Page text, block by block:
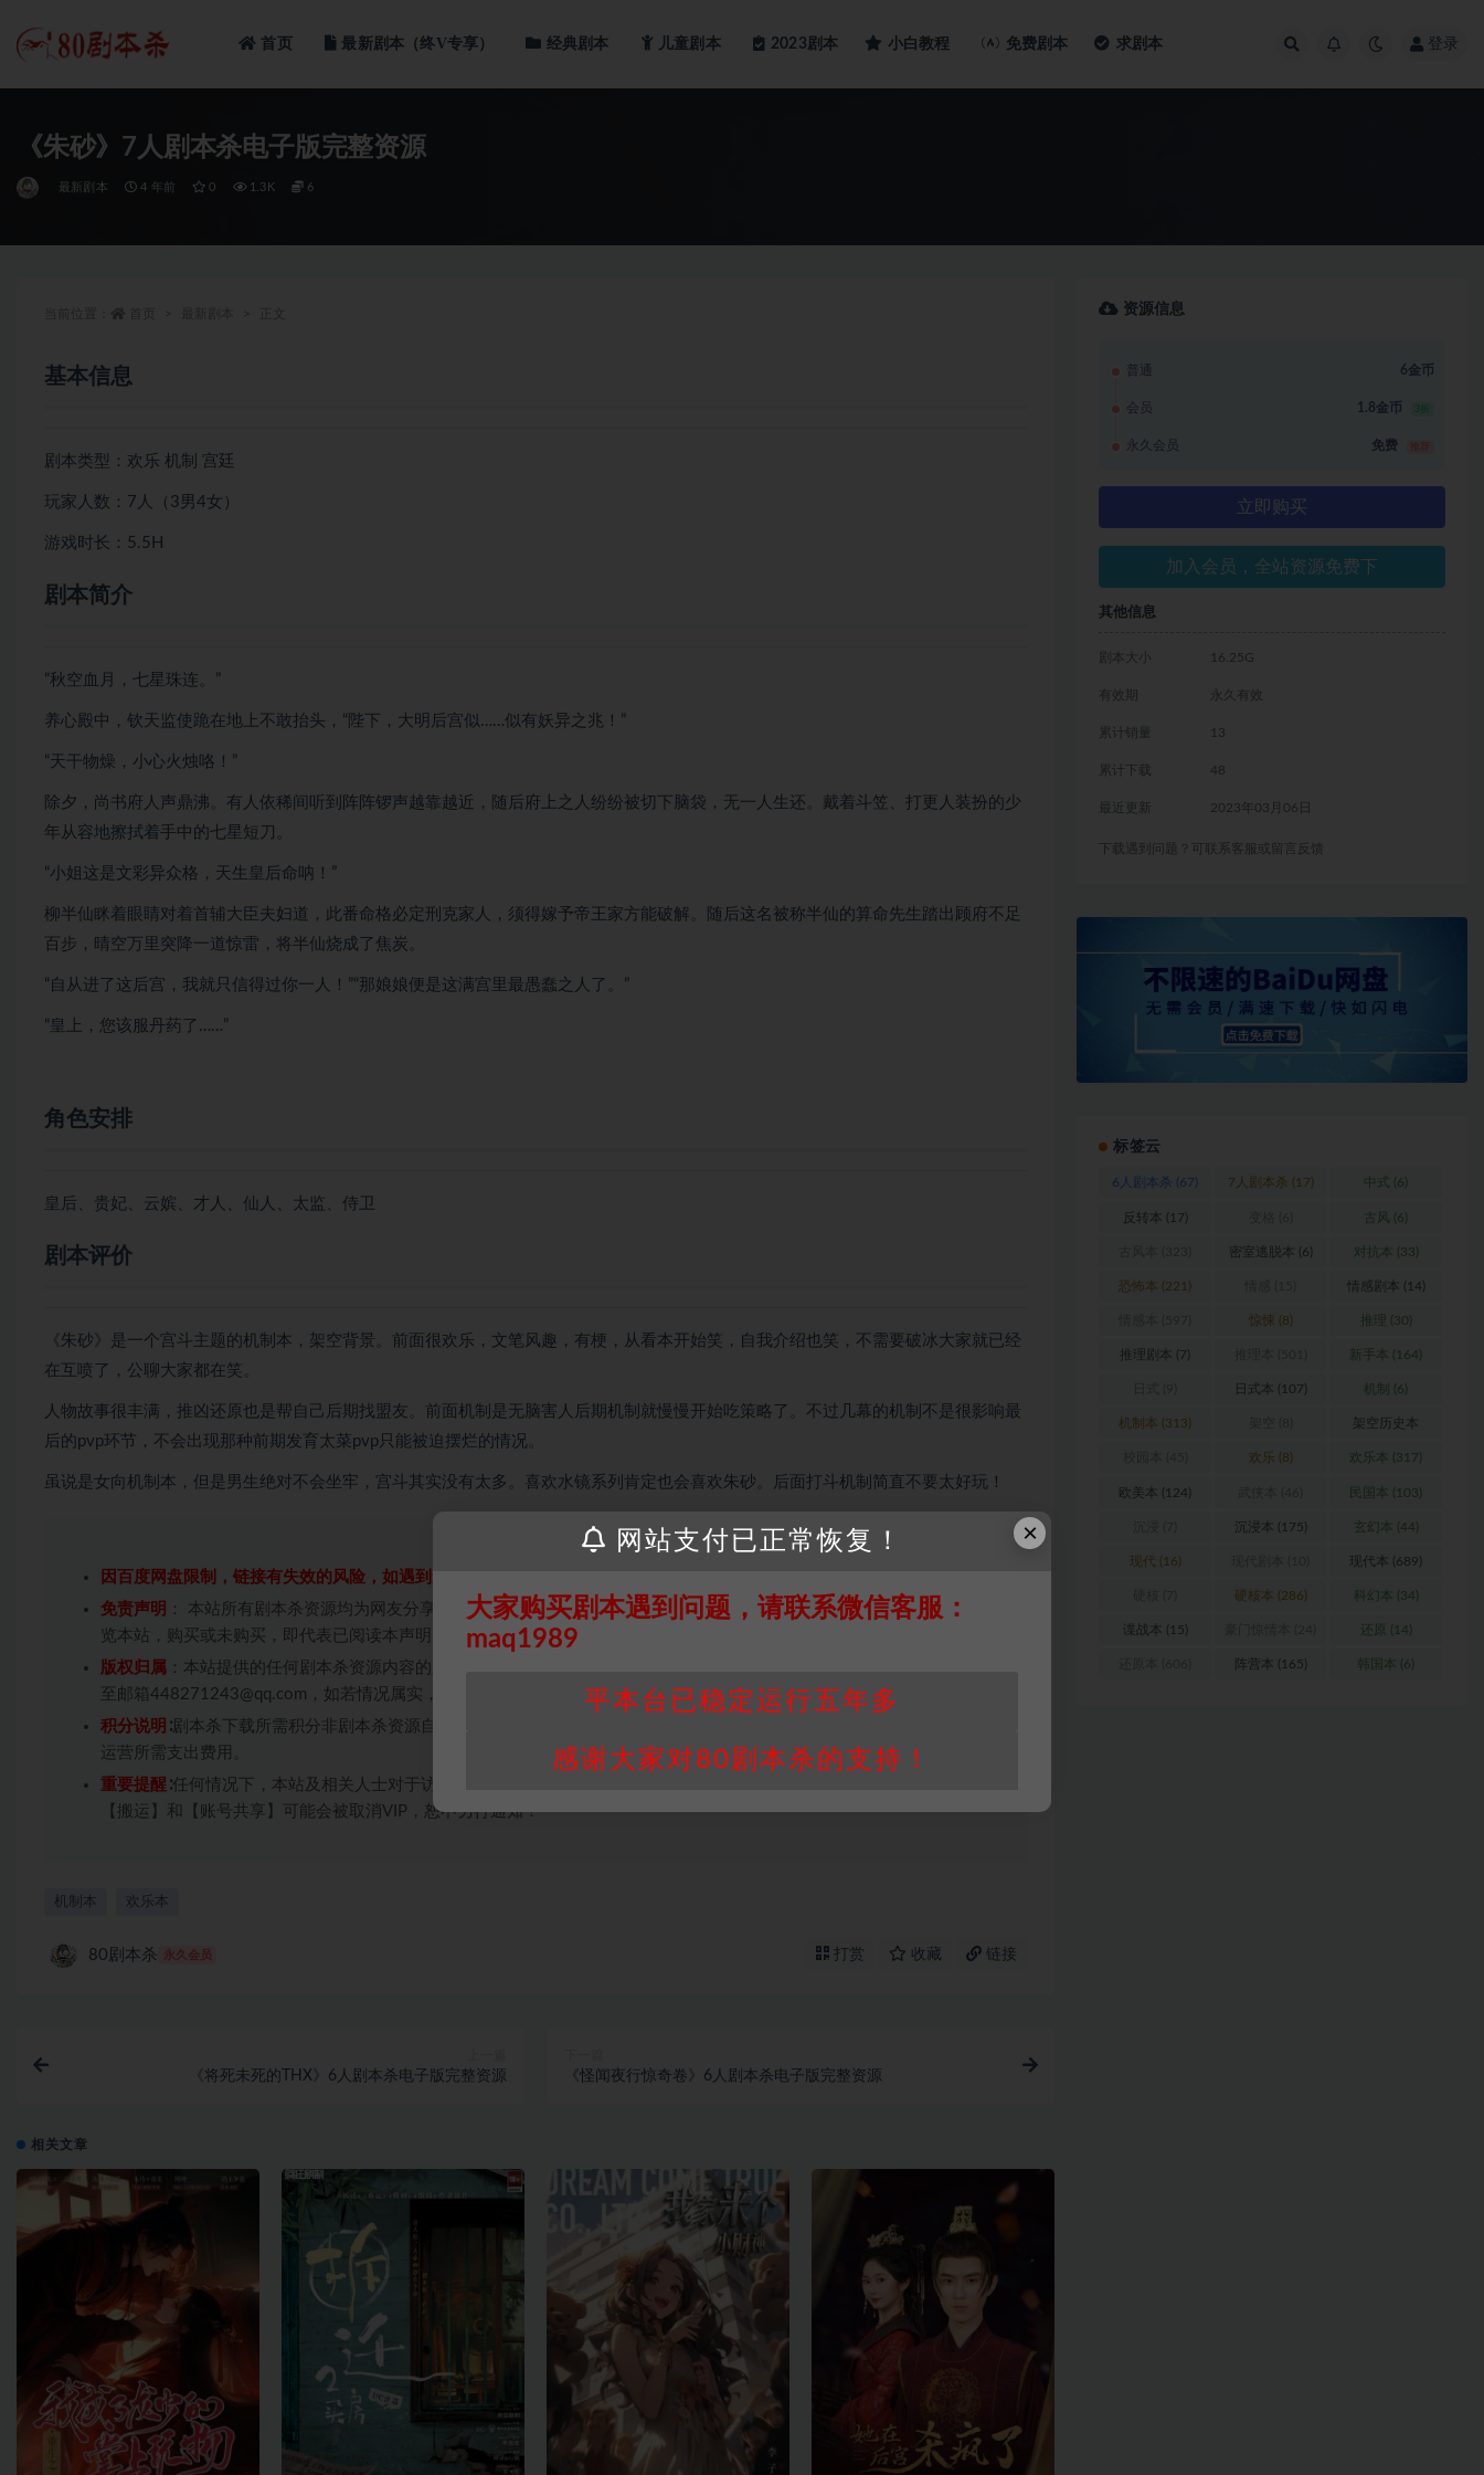
首页 最新剧本（终V专享） 经典剧本 儿童剧本 2023剧本 小白教程 免费剧本 求剧本 登录
《朱砂》7人剧本杀电子版完整资源
最新剧本 4 年前 0 1.3K 6
基本信息
剧本类型：欢乐 机制 宫廷
玩家人数：7人（3男4女）
游戏时长：5.5H
剧本简介
“秋空血月，七星珠连。”
养心殿中，钦天监使跪在地上不敢抬头，“陛下，大明后宫似……似有妖异之兆！”
“天干物燥，小心火烛咯！”
除夕，尚书府人声鼎沸。有人依稀间听到阵阵锣声越靠越近，随后府上之人纷纷被切下脑袋，无一人生还。戴着斗笠、打更人装扮的少
年从容地擦拭着手中的七星短刀。
“小姐这是文彩异众格，天生皇后命呐！”
柳半仙眯着眼睛对着首辅大臣夫妇道，此番命格必定刑克家人，须得嫁予帝王家方能破解。随后这名被称半仙的算命先生踏出顾府不足
百步，晴空万里突降一道惊雷，将半仙烧成了焦炭。
“自从进了这后宫，我就只信得过你一人！”“那娘娘便是这满宫里最愚蠢之人了。”
“皇上，您该服丹药了……”
角色安排
皇后、贵妃、云嫔、才人、仙人、太监、侍卫
剧本评价
《朱砂》是一个宫斗主题的机制本，架空背景。前面很欢乐，文笔风趣，有梗，从看本开始笑，自我介绍也笑，不需要破冰大家就已经
在互喷了，公聊大家都在笑。
人物故事很丰满，推凶还原也是帮自己后期找盟友。前面机制是无脑害人后期机制就慢慢开始吃策略了。不过几幕的机制不是很影响最
后的pvp环节，不会出现那种前期发育太菜pvp只能被迫摆烂的情况。
虽说是女向机制本，但是男生绝对不会坐牢，宫斗其实没有太多。喜欢水镜系列肯定也会喜欢朱砂。后面打斗机制简直不要太好玩！
因百度网盘限制，链接有失效的风险，如遇到无效链接请联系客服补发！！！网盘不限速下载神器→
免责声明 ： 本站所有剧本杀资源均为网友分享投稿+个人整理而来，仅供学习研究使用，请勿用于商业用途!任何人访问、浏
览本站，购买或未购买，即代表已阅读本声明，理解并同意受本条约约束，并遵守所有适用的法律法规。
版权归属 ：本站提供的任何剧本杀资源内容的版权均属于机关版权或权利人。如有侵权，请发邮件通知并提供相关证实资料
至邮箱448271243@qq.com，如若情况属实，我们将会在三天内下架相关剧本攻略。
积分说明 ∶剧本杀下载所需积分非剧本杀资源自身价值，本站积分为本站收取的赞助费，用于本站整理资料的时间成本及网站
运营所需支出费用。
重要提醒 ∶任何情况下，本站及相关人士对于访问或购买使用引起的任何行为和纠纷，本站概不承担任何责任。未经许可的
【搬运】和【账号共享】可能会被取消VIP，恕不另行通知！
机制本 欢乐本
80剧本杀 永久会员 打赏 收藏 链接
《将死未死的THX》6人剧本杀电子版完整资源 《怪闻夜行惊奇卷》6人剧本杀电子版完整资源
相关文章
资源信息
普通 6金币
会员 1.8金币 3折
永久会员 免费
立即购买
加入会员，全站资源免费下
其他信息
剧本大小 16.25G
有效期 永久有效
累计销量 13
累计下载 48
最近更新 2023年03月06日
下载遇到问题？可联系客服或留言反馈
标签云
6人剧本杀 (67) 7人剧本杀 (17) 中式 (6)
反转本 (17) 古风 (6)
密室逃脱本 (6) 对抗本 (33)
恐怖本 (221) 情感剧本 (14)
惊悚 (8) 推理 (30)
推理剧本 (7) 新手本 (164)
日式本 (107) 机制 (6)
机制本 (313) 架空历史本
(102)
欢乐 (8) 欢乐本 (317)
欧美本 (124) 民国本 (103)
沉浸本 (175) 玄幻本 (44)
现代 (16) 现代本 (689)
硬核本 (286) 科幻本 (34)
谍战本 (15) 还原 (14)
阵营本 (165) 韩国本 (6)
×
网站支付已正常恢复！
大家购买剧本遇到问题，请联系微信客服：
maq1989
平本台已稳定运行五年多
感谢大家对80剧本杀的支持！